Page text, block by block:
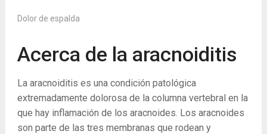
Dolor de espalda
Acerca de la aracnoiditis
La aracnoiditis es una condición patológica
extremadamente dolorosa de la columna vertebral en la
que hay inflamación de los aracnoides. Los aracnoides
son parte de las tres membranas que rodean y